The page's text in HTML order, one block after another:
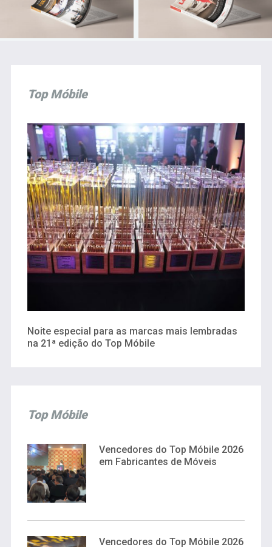
Top Móbile
Noite especial para as marcas mais lembradas
na 21ª edição do Top Móbile
Top Móbile
Vencedores do Top Móbile 2026
em Fabricantes de Móveis
Vencedores do Top Móbile 2026